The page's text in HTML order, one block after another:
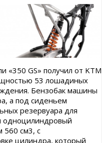
«350 GS» получил от KTM
53 лошадиных
Бензобак машины
а под сиденьем
резервуара для
одноцилиндровый
560 см3, с
цилиндра, который